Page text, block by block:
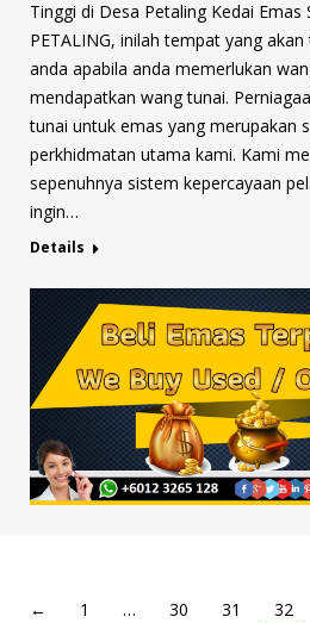
Tinggi di Desa Petaling Kedai Emas
PETALING, inilah tempat yang
anda apabila anda memerlukan
mendapatkan wang tunai.
tunai untuk emas yang merupakan
perkhidmatan utama kami. Kami
sepenuhnya sistem kepercayaan
ingin…
Details
← 1 … 30 31 32